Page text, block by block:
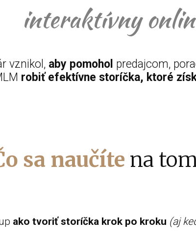
interaktívny
vznikol, aby pomohol predajcom,
robiť efektívne storíčka, ktoré
sa naučíte na
ako tvoriť storíčka krok po kroku (aj